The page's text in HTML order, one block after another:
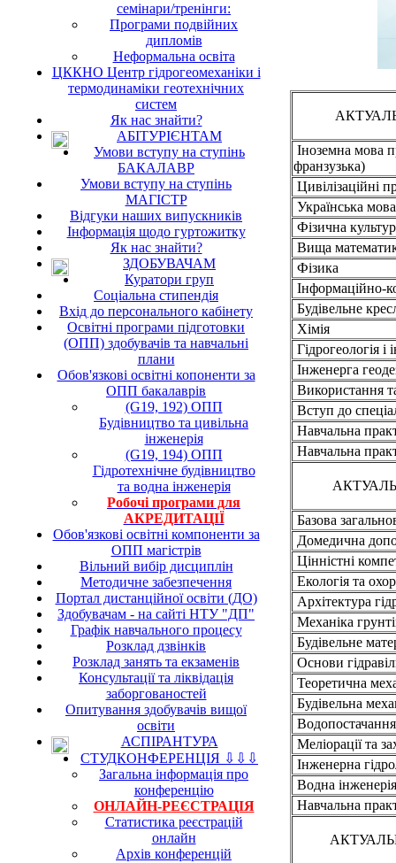
семінари/тренінги:
Програми подвійних
дипломів
Неформальна освіта
ЦККНО Центр гідрогеомеханіки і
термодинаміки геотехнічних
систем
Як нас знайти?
АБІТУРІЄНТАМ
Умови вступу на ступінь
БАКАЛАВР
Умови вступу на ступінь
МАГІСТР
Відгуки наших випускників
Інформація щодо гуртожитку
Як нас знайти?
ЗДОБУВАЧАМ
Куратори груп
Соціальна стипендія
Вхід до персонального кабінету
Освітні програми підготовки
(ОПП) здобувачів та навчальні
плани
Обов'язкові освітні копоненти за
ОПП бакалаврів
(G19, 192) ОПП
Будівництво та цивільна
інженерія
(G19, 194) ОПП
Гідротехнічне будівництво
та водна інженерія
Робочі програми для
АКРЕДИТАЦІЇ
Обов'язкові освітні компоненти за
ОПП магістрів
Вільний вибір дисциплін
Методичне забезпечення
Портал дистанційної освіти (ДО)
Здобувачам - на сайті НТУ "ДП"
Графік навчального процесу
Розклад дзвінків
Розклад занять та екзаменів
Консультації та ліквідація
заборгованостей
Опитування здобувачів вищої
освіти
АСПІРАНТУРА
СТУДКОНФЕРЕНЦІЯ ⇩⇩⇩
Загальна інформація про
конференцію
ОНЛАЙН-РЕЄСТРАЦІЯ
Статистика реєстрацій
онлайн
Архів конференцій
Іноземна мова
франзузька)
Цивілізаційні
Українська мова
Фізична
Вища
Фізика
Інформаційно-
Будівельне
Хімія
Гідрогеологія і
Інженерга
Використання
Вступ до
Навчальна
Навчальна
Базова
Домедична
Цінністні
Екологія та
Архітектура
Механіка
Будівельне
Основи
Теоретична
Будівельна
Меліорації та
Інженерна
Водна
Навчальна